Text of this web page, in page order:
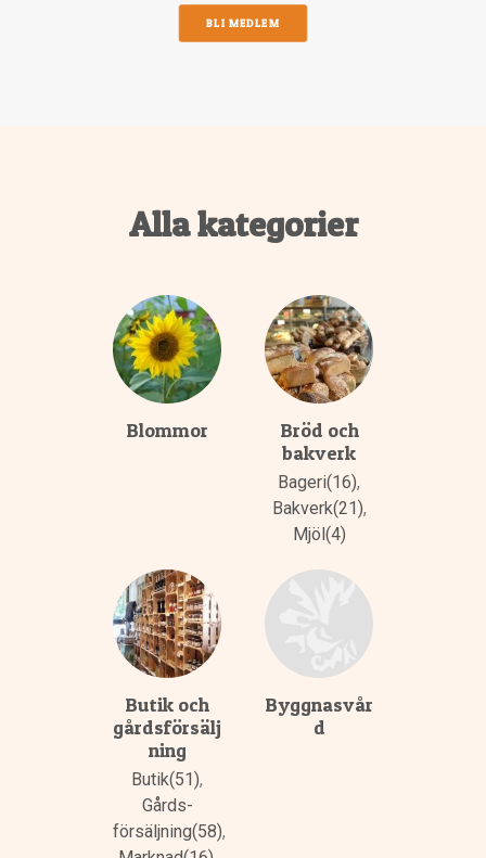
BLI MEDLEM
Alla kategorier
Blommor
Bröd och
bakverk
Bageri(16),
Bakverk(21),
Mjöl(4)
Butik och
gårdsförsälj
ning
Butik(51),
Gårds­
försäljning(58),
Byggnasvår
d